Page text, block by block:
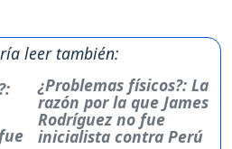
leer también:
¿Problemas físicos?: La
razón por la que James
Rodríguez no fue
inicialista contra Perú